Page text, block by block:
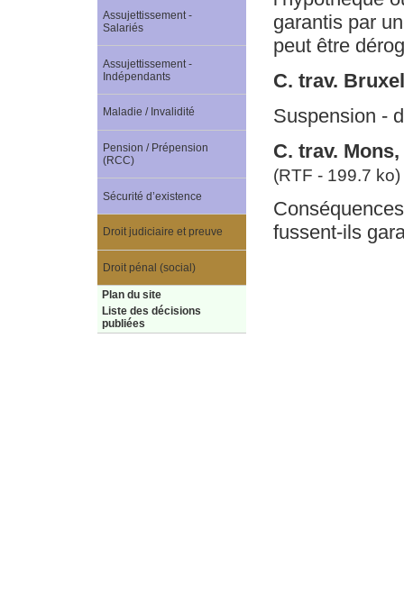
garantis par
peut être
C. trav.
Suspension -
C. trav.
(RTF - 199.7 ko)
fussent-ils
Assujettissement -
Salariés
Assujettissement -
Indépendants
Maladie / Invalidité
Pension / Prépension
(RCC)
Sécurité d’existence
Droit judiciaire et preuve
Droit pénal (social)
Plan du site
Liste des décisions
publiées